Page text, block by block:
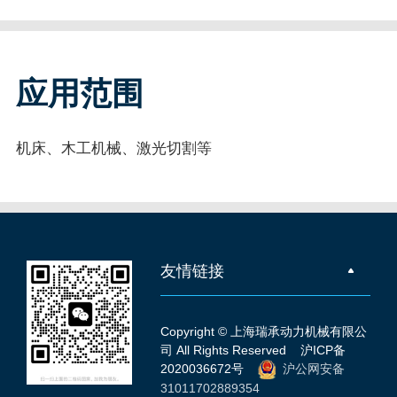
应用范围
机床、木工机械、激光切割等
友情链接
Copyright © 上海瑞承动力机械有限公
司 All Rights Reserved沪ICP备
2020036672号
沪公网安备
31011702889354